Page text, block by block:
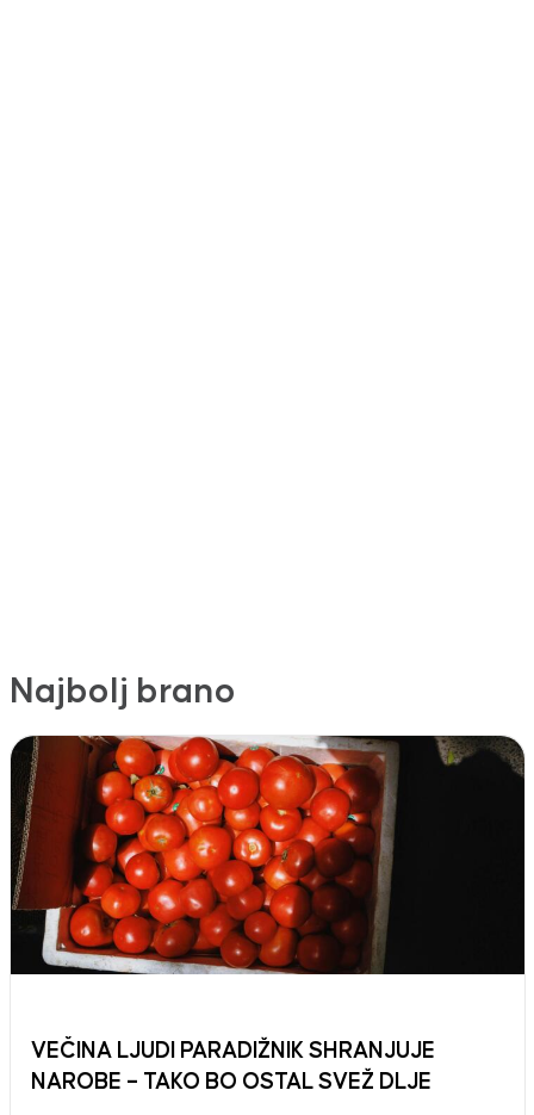
Najbolj brano
VEČINA LJUDI PARADIŽNIK SHRANJUJE
NAROBE – TAKO BO OSTAL SVEŽ DLJE